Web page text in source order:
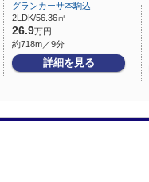
グランカーサ本駒込
2LDK/56.36㎡
26.9万円
約718m／9分
詳細を見る